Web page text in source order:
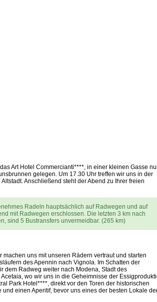
Art Hotel Commercianti****, in einer kleinen Gasse
gelegen. Um 17.30 Uhr treffen wir uns in der
Anschließend steht der Abend zu Ihrer freien
Radeln hauptsächlich auf Radwegen und auf
mit Radwegen erschlossen. Die letzten 3 km nach
sind 5 Bustransfers unvermeidbar. (265 km)
uns mit unseren Rädern vertraut und starten
des Apennin nach Vignola. Im Schatten der
dem Radweg weiter nach Modena, Stadt des
wo wir uns in die Geheimnisse der
Park Hotel****, direkt vor den Toren der historischen
einen Aperitif, bevor uns eines der besten Lokale